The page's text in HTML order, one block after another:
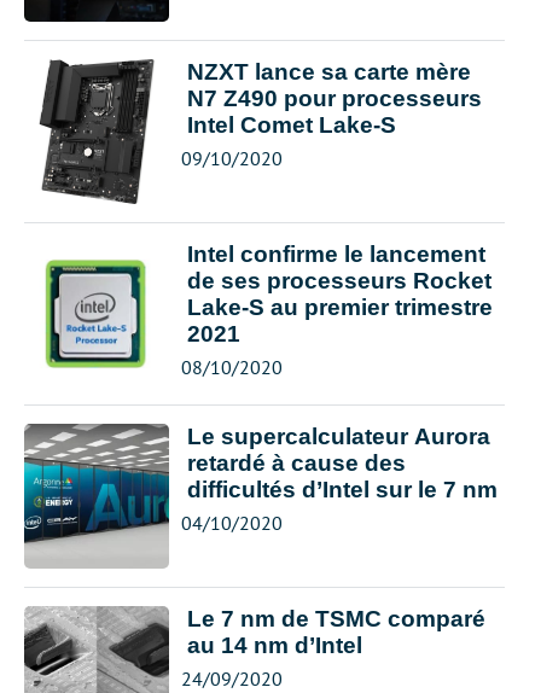
NZXT lance sa carte mère
N7 Z490 pour processeurs
Intel Comet Lake-S
09/10/2020
Intel confirme le lancement
de ses processeurs Rocket
Lake-S au premier trimestre
2021
08/10/2020
Le supercalculateur Aurora
retardé à cause des
difficultés d’Intel sur le 7 nm
04/10/2020
Le 7 nm de TSMC comparé
au 14 nm d’Intel
24/09/2020